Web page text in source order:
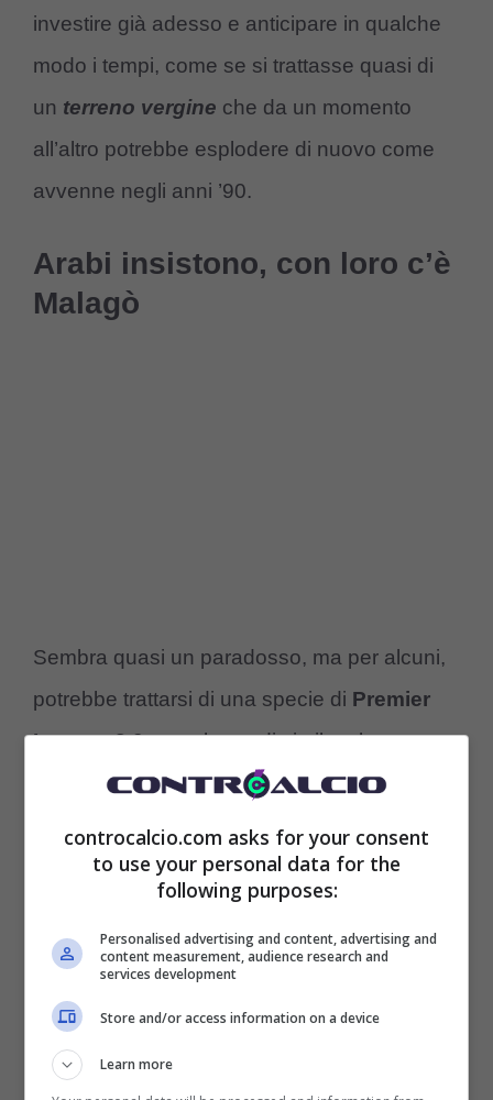
investire già adesso e anticipare in qualche
modo i tempi, come se si trattasse quasi di
un terreno vergine che da un momento
all’altro potrebbe esplodere di nuovo come
avvenne negli anni ’90.
Arabi insistono, con loro c’è
Malagò
Sembra quasi un paradosso, ma per alcuni,
potrebbe trattarsi di una specie di Premier
League 2.0o qualcosa di simile, almeno
questo sembra essere il principio di
attrazione. Ed è in questo tipo di situazione
che si andrebbe a collocare la Roma, per
non considerare che la recente operazione
di acquisizione deiFriedkinnei confronti
diversificare gli interessi aziendali, quanto
voler cambiare il mercato, e anche alla svelta
controcalcio.com asks for your consent
to use your personal data for the
following purposes:
Personalised advertising and content, advertising and
content measurement, audience research and
services development
Store and/or access information on a device
Learn more